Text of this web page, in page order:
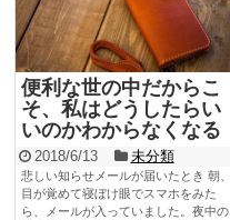
便利な世の中だからこ
そ、私はどうしたらい
いのかわからなくなる
2018/6/13 未分類
悲しい知らせメールが届いたとき 朝、
目が覚めて寝ぼけ眼でスマホをみた
ら、メールが入っていました。夜中の